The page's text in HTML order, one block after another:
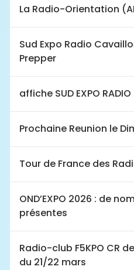
La Radio-Orientation
Sud Expo Radio
Prepper
affiche SUD EXPO
Prochaine Reunion le
Tour de France des
OND’EXPO 2026 : de
présentes
Radio-club F5KPO CR
du 21/22 mars